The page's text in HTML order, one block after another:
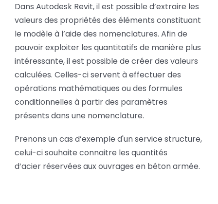
Rechercher:
Dans Autodesk Revit, il est possible d’extraire les
valeurs des propriétés des éléments constituant
le modèle à l’aide des nomenclatures. Afin de
pouvoir exploiter les quantitatifs de manière plus
intéressante, il est possible de créer des valeurs
calculées. Celles-ci servent à effectuer des
opérations mathématiques ou des formules
conditionnelles à partir des paramètres
présents dans une nomenclature.
Prenons un cas d’exemple d'un service structure,
celui-ci souhaite connaitre les quantités
d’acier réservées aux ouvrages en béton armée.